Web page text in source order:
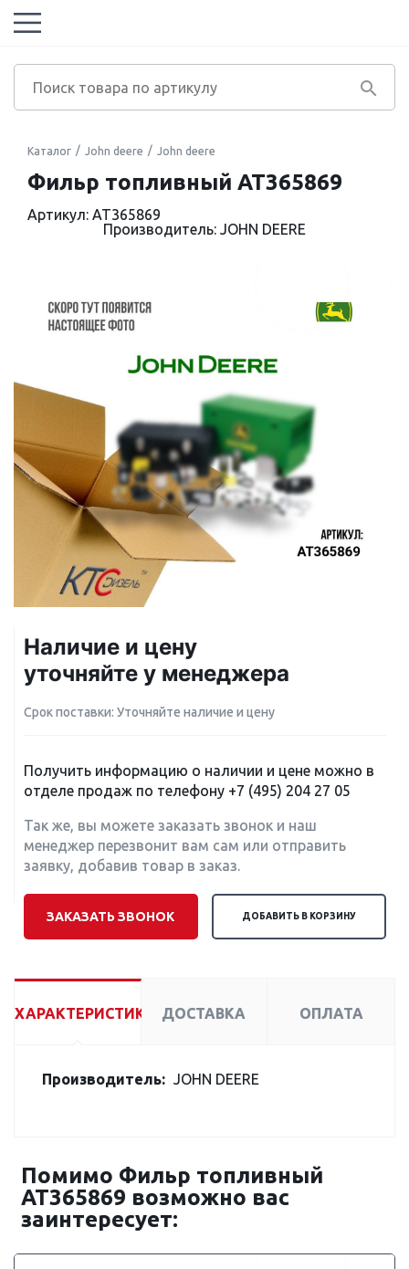
Каталог John deere John deere
Фильр топливный AT365869
Артикул: AT365869
Производитель: JOHN DEERE
Наличие и цену
уточняйте у менеджера
Срок поставки: Уточняйте наличие и цену
Получить информацию о наличии и цене можно в
отделе продаж по телефону +7 (495) 204 27 05
Так же, вы можете заказать звонок и наш
менеджер перезвонит вам сам или отправить
заявку, добавив товар в заказ.
ЗАКАЗАТЬ ЗВОНОК ДОБАВИТЬ В КОРЗИНУ
ХАРАКТЕРИСТИКИ ДОСТАВКА ОПЛАТА
Производитель: JOHN DEERE
Помимо Фильр топливный
AT365869 возможно вас
заинтересует: